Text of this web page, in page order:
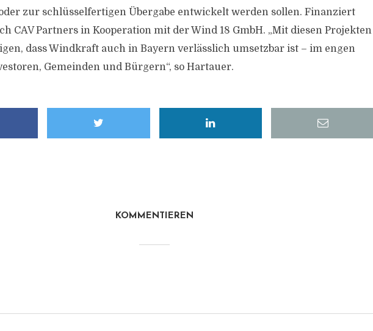
zur schlüsselfertigen Übergabe entwickelt werden sollen. Finanziert
CAV Partners in Kooperation mit der Wind 18 GmbH. „Mit diesen Projekten
dass Windkraft auch in Bayern verlässlich umsetzbar ist – im engen
Gemeinden und Bürgern“, so Hartauer.
KOMMENTIEREN